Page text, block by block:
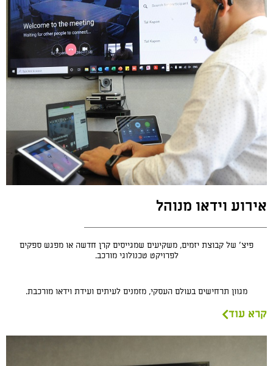
אירוע וידאו מנוהל
פיצ’ של קבוצת יזמים, משקיעים שמגייסים קרן חדשה או מפגש ספקים
לפרויקט טכנולוגי מורכב.
מגוון תרחישים בעולם העסקי, מזמנים לעיתים ועידת וידאו מורכבת.
קרא עוד